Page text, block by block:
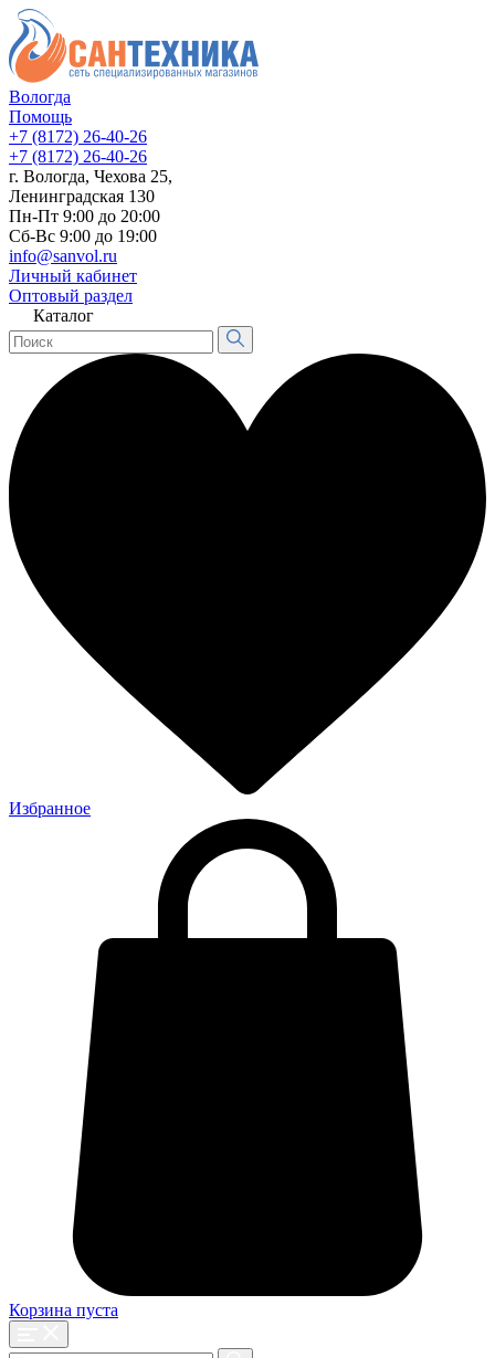
Вологда
Помощь
+7 (8172) 26-40-26
+7 (8172) 26-40-26
г. Вологда, Чехова 25,
Ленинградская 130
Пн-Пт 9:00 до 20:00
Сб-Вс 9:00 до 19:00
info@sanvol.ru
Личный кабинет
Оптовый раздел
Каталог
Избранное
Корзина пуста